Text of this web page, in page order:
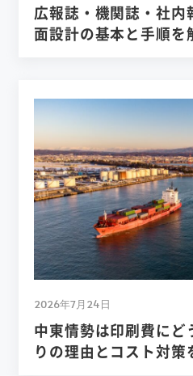
広報誌・機関誌・社
面設計の基本と手順を
2026年7月24日
中東情勢は印刷費に
りの理由とコスト対